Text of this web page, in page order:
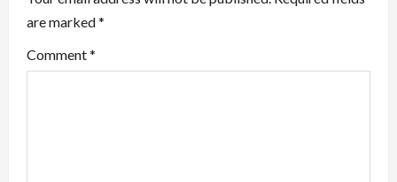
i
g
are marked*
Comment*